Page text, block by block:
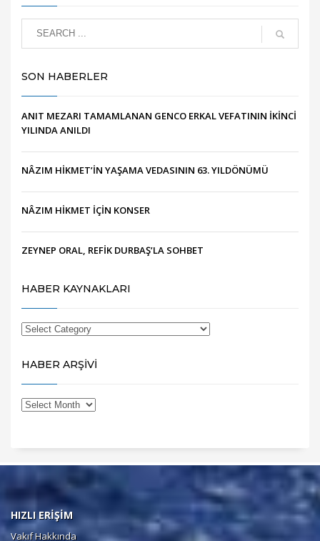
SON HABERLER
ANIT MEZARI TAMAMLANAN GENCO ERKAL VEFATININ İKİNCİ
YILINDA ANILDI
NÂZIM HİKMET’İN YAŞAMA VEDASININ 63. YILDÖNÜMÜ
NÂZIM HİKMET İÇİN KONSER
ZEYNEP ORAL, REFİK DURBAŞ’LA SOHBET
HABER KAYNAKLARI
HABER ARŞİVİ
HIZLI ERİŞİM
Vakıf Hakkında